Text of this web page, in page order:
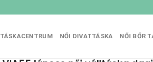
TÁSKACENTRUM NŐI DIVATTÁSKA NŐI BŐR